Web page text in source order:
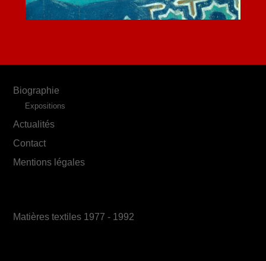
Biographie
Expositions
Actualités
Contact
Mentions légales
Matières textiles 1977 - 1992